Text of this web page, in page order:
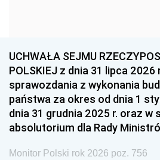
1954 1953
1951 1950
1948 1947
1939 1938
UCHWAŁA SEJMU
POLSKIEJ z dnia 31 lipca 2026
sprawozdania z wykonania
państwa za okres od dnia 1
dnia 31 grudnia 2025 r. oraz w
absolutorium dla Rady
Monitor Polski rok 2026 poz. 756